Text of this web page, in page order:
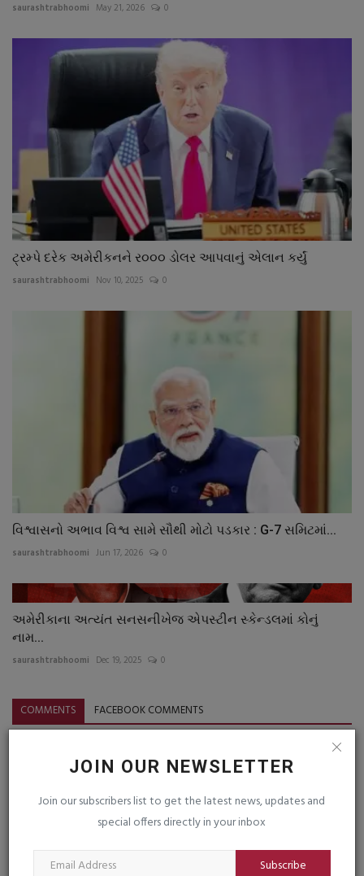
JOIN OUR NEWSLETTER
Join our subscribers list to get the latest news, updates and
special offers directly in your inbox
Subscribe
saurashtrabhoomi May 21, 2026 0
ટ્રમ્પે દરેક અમેરીકનને ર૦૦૦ ડોલર આપવાનું એલાન કર્યું
saurashtrabhoomi Nov 10, 2025 0
વિશ્વાસનો અભાવ વિશ્વ સામે સૌથી મોટો પડકાર : G-7 સમિટમાં...
saurashtrabhoomi Jun 17, 2026 0
અમેરીકાના અત્યંત સનસનીખેજ એપસ્ટીન સ્કેન્ડલમાં કોનું
નામ...
saurashtrabhoomi Dec 19, 2025 0
COMMENTS FACEBOOK COMMENTS